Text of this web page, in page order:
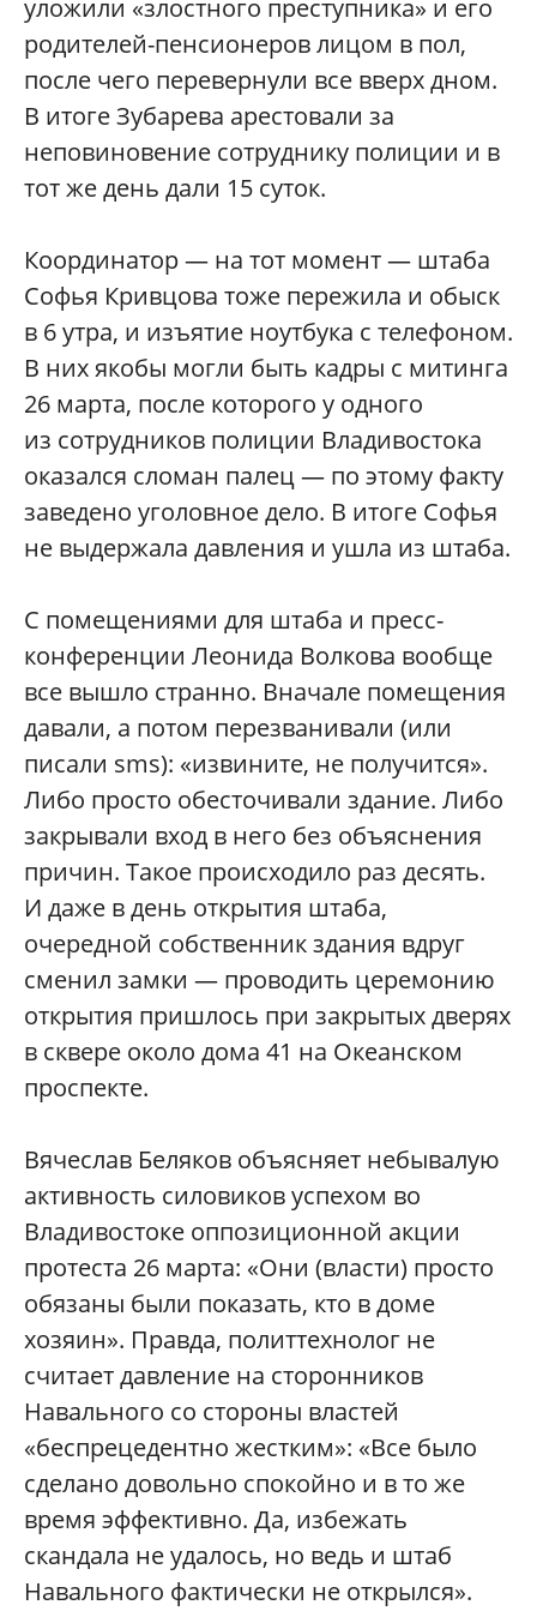
уложили «злостного преступника» и его
родителей-пенсионеров лицом в пол,
после чего перевернули все вверх дном.
В итоге Зубарева арестовали за
неповиновение сотруднику полиции и в
тот же день дали 15 суток.
Координатор — на тот момент — штаба
Софья Кривцова тоже пережила и обыск
в 6 утра, и изъятие ноутбука с телефоном.
В них якобы могли быть кадры с митинга
26 марта, после которого у одного
из сотрудников полиции Владивостока
оказался сломан палец — по этому факту
заведено уголовное дело. В итоге Софья
не выдержала давления и ушла из штаба.
С помещениями для штаба и пресс-
конференции Леонида Волкова вообще
все вышло странно. Вначале помещения
давали, а потом перезванивали (или
писали sms): «извините, не получится».
Либо просто обесточивали здание. Либо
закрывали вход в него без объяснения
причин. Такое происходило раз десять.
И даже в день открытия штаба,
очередной собственник здания вдруг
сменил замки — проводить церемонию
открытия пришлось при закрытых дверях
в сквере около дома 41 на Океанском
проспекте.
Вячеслав Беляков объясняет небывалую
активность силовиков успехом во
Владивостоке оппозиционной акции
протеста 26 марта: «Они (власти) просто
обязаны были показать, кто в доме
хозяин». Правда, политтехнолог не
считает давление на сторонников
Навального со стороны властей
«беспрецедентно жестким»: «Все было
сделано довольно спокойно и в то же
время эффективно. Да, избежать
скандала не удалось, но ведь и штаб
Навального фактически не открылся».